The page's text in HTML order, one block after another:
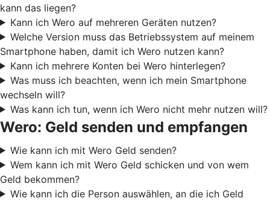
kann das liegen?
Kann ich Wero auf mehreren Geräten nutzen?
Welche Version muss das Betriebssystem auf meinem
Smartphone haben, damit ich Wero nutzen kann?
Kann ich mehrere Konten bei Wero hinterlegen?
Was muss ich beachten, wenn ich mein Smartphone
wechseln will?
Was kann ich tun, wenn ich Wero nicht mehr nutzen will?
Wero: Geld senden und empfangen
Wie kann ich mit Wero Geld senden?
Wem kann ich mit Wero Geld schicken und von wem
Geld bekommen?
Wie kann ich die Person auswählen, an die ich Geld